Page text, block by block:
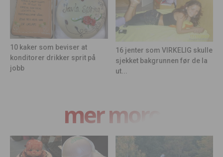
10 kaker som beviser at
konditorer drikker sprit på
jobb
16 jenter som VIRKELIG skulle
sjekket bakgrunnen før de la
ut...
mer moro